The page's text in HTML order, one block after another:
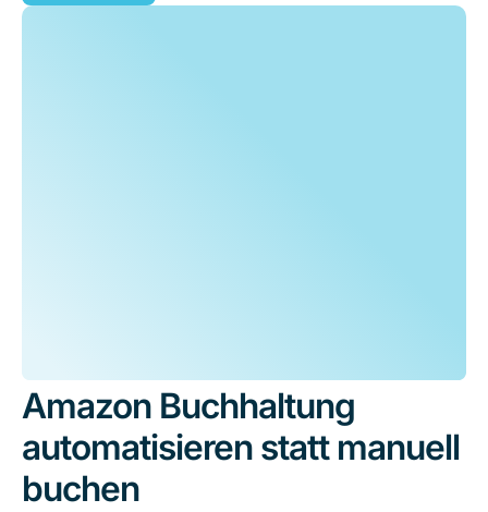
Amazon Buchhaltung
automatisieren statt manuell
buchen